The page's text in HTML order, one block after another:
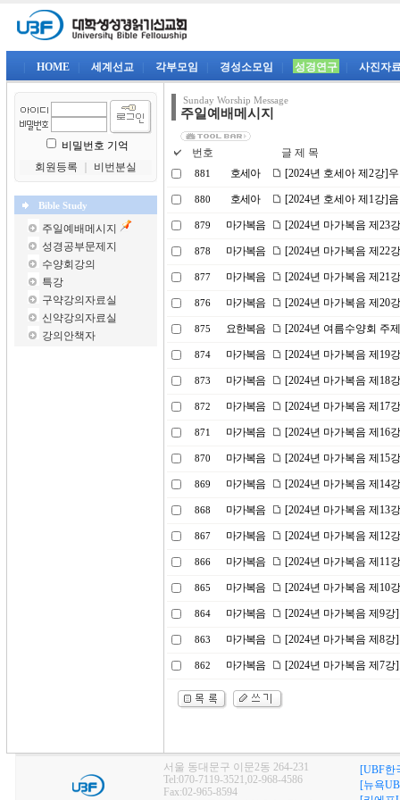
HOME 세계선교 각부모임 경성소모임 성경연구 사진자
비밀번호 기억
회원등록
비번분실
Bible Study
주일예배메시지
성경공부문제지
수양회강의
특강
구약강의자료실
신약강의자료실
강의안책자
Sunday Worship Message
주일예배메시지
번호 글 제 목
881 호세아 [2024년 호세아 제2강]
880 호세아 [2024년 호세아 제1강]
879 마가복음 [2024년 마가복음 제23
878 마가복음 [2024년 마가복음 제22
877 마가복음 [2024년 마가복음 제21
876 마가복음 [2024년 마가복음 제20
875 요한복음 [2024년 여름수양회 주
874 마가복음 [2024년 마가복음 제19
873 마가복음 [2024년 마가복음 제18
872 마가복음 [2024년 마가복음 제17
871 마가복음 [2024년 마가복음 제16
870 마가복음 [2024년 마가복음 제15
869 마가복음 [2024년 마가복음 제14
868 마가복음 [2024년 마가복음 제13
867 마가복음 [2024년 마가복음 제12
866 마가복음 [2024년 마가복음 제11
865 마가복음 [2024년 마가복음 제10
864 마가복음 [2024년 마가복음 제9
863 마가복음 [2024년 마가복음 제8
862 마가복음 [2024년 마가복음 제7
서울 동대문구 이문2동 264-231
Tel:070-7119-3521,02-968-4586
Fax:02-965-8594
[UBF한
[뉴욕